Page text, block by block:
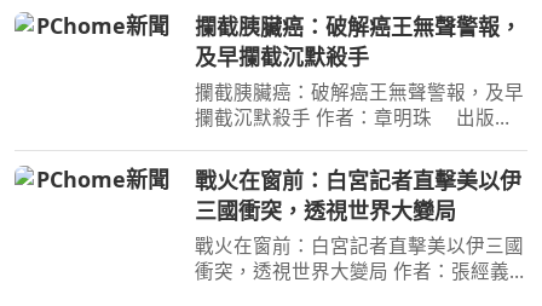
維諾拉（Nicole Vignola） 出版社：麥
田 出版日期：2024-05-30 00:00:00 ＜
內容簡介＞ 無法
攔截胰臟癌：破解癌王無聲警報，
及早攔截沉默殺手
攔截胰臟癌：破解癌王無聲警報，及早
攔截沉默殺手 作者：章明珠 出版
04 00:00:00 定期健檢正常，為何仍得
胰臟癌？ 台大權威醫師25年篩檢實
證， 鎖定胰臟癌關鍵1公分，
戰火在窗前：白宮記者直擊美以伊
三國衝突，透視世界大變局
戰火在窗前：白宮記者直擊美以伊三國
衝突，透視世界大變局 作者：張經義